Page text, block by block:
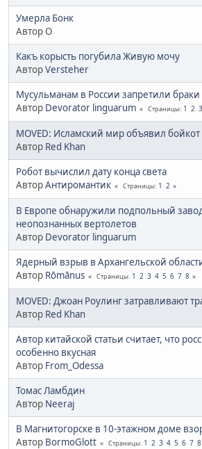
Умерла Бонк
АвторO
Какъ корысть погубила Живую мочу
АвторVersteher
Мусульманам в России запретили
Автор Devorator linguarum Страницы 1 2 3
MOVED: Исламский мир объявил
Автор Red Khan
Робот вычислил дату конца света
АвторАнтиромантик Страницы 1 2
В Европе обнаружили подпольный
неопознанных вертолетов
Автор Devorator linguarum
Ядерный взрыв в Архангельской
Автор Rōmānus Страницы 1 2 3 4 5 6 7 8
MOVED: Джоан Роулинг затравливают
Автор Red Khan
Автор китайской статьи считает, что
особенно вкусная
Автор From_Odessa
Томас Ламбдин
Автор Neeraj
В Магнитогорске в 10-этажном доме
Автор BormoGlott Страницы 1 2 3 4 5 6 7 8